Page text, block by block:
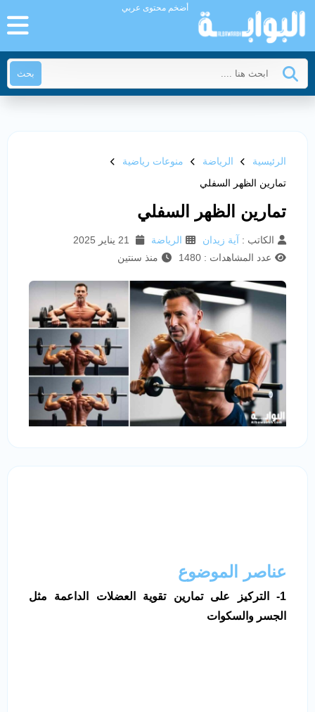
أضخم محتوى عربي
بحث
الرئيسية الرياضة
منوعات رياضية
تمارين الظهر السفلي
تمارين الظهر السفلي
الكاتب : آية زيدان الرياضة
عدد المشاهدات : 1480
منذ سنتين
عناصر الموضوع
1- التركيز على تمارين تقوية العضلات الداعمة مثل
الجسر والسكوات